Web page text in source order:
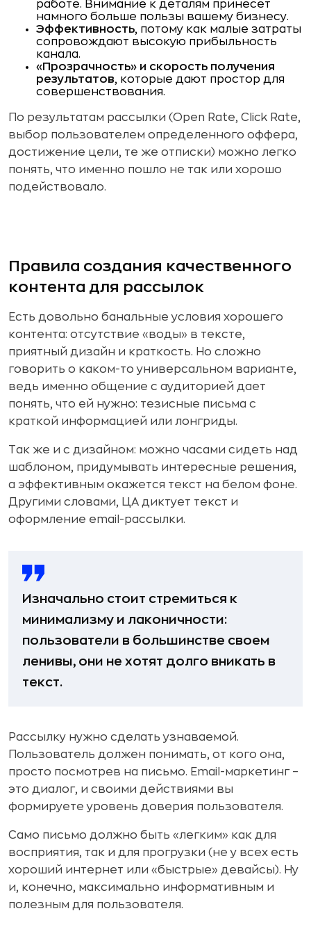
работе. Внимание к деталям принесет
намного больше пользы вашему бизнесу.
Эффективность, потому как малые затраты
сопровождают высокую прибыльность
канала.
«Прозрачность» и скорость получения
результатов, которые дают простор для
совершенствования.
По результатам рассылки (Open Rate, Click Rate,
выбор пользователем определенного оффера,
достижение цели, те же отписки) можно легко
понять, что именно пошло не так или хорошо
подействовало.
Правила создания качественного
контента для рассылок
Есть довольно банальные условия хорошего
контента: отсутствие «воды» в тексте,
приятный дизайн и краткость. Но сложно
говорить о каком-то универсальном варианте,
ведь именно общение с аудиторией дает
понять, что ей нужно: тезисные письма с
краткой информацией или лонгриды.
Так же и с дизайном: можно часами сидеть над
шаблоном, придумывать интересные решения,
а эффективным окажется текст на белом фоне.
Другими словами, ЦА диктует текст и
оформление email-рассылки.
Изначально стоит стремиться к
минимализму и лаконичности:
пользователи в большинстве своем
ленивы, они не хотят долго вникать в
текст.
Рассылку нужно сделать узнаваемой.
Пользователь должен понимать, от кого она,
просто посмотрев на письмо. Email-маркетинг –
это диалог, и своими действиями вы
формируете уровень доверия пользователя.
Само письмо должно быть «легким» как для
восприятия, так и для прогрузки (не у всех есть
хороший интернет или «быстрые» девайсы). Ну
и, конечно, максимально информативным и
полезным для пользователя.